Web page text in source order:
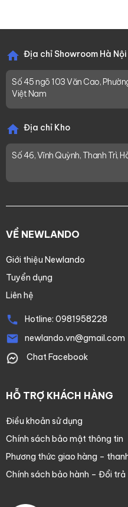
Địa chỉ Showroom Hà Nội
Số 45 ngõ 103 Văn Cao,
Việt Nam
Địa chỉ Kho
Số 46, Vĩnh Quỳnh, Thanh Trì,
VỀ NEWLANDO
Giới thiệu Newlando
Tuyển dụng
Liên hệ
Hotline: 0981958228
newlando.vn@gmail.com
Chat Facebook
HỖ TRỢ KHÁCH HÀNG
Điều khoản sử dụng
Chính sách bảo mật thông tin
Phương thức giao hàng –
Chính sách bảo hành – Đổi trả